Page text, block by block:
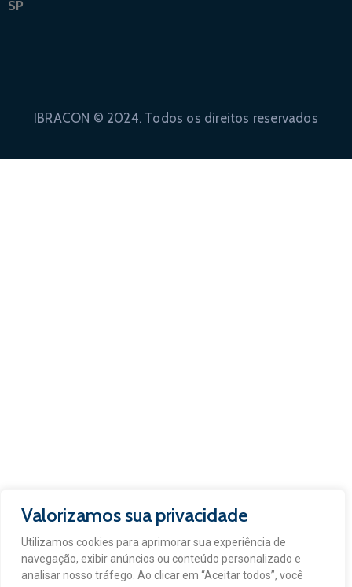
Valorizamos sua privacidade
Utilizamos cookies para aprimorar sua experiência de
navegação, exibir anúncios ou conteúdo personalizado e
analisar nosso tráfego. Ao clicar em “Aceitar todos”, você
SP
IBRACON © 2024. Todos os direitos reservados